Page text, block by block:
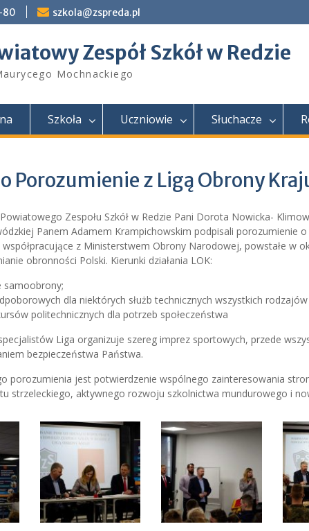
80 szkola@zspreda.pl
Zespół Szkół w Redzie
Mochnackiego
Szkoła Uczniowie Słuchacze
Porozumienie z Ligą Obrony
Zespołu Szkół w Redzie Pani Dorota Nowicka-
Panem Adamem Krampichowskim podpisali porozumienie
z Ministerstwem Obrony Narodowej, powstałe w
obronności Polski. Kierunki działania LOK:
samoobrony;
dla niektórych służb technicznych wszystkich rodzajów
politechnicznych dla potrzeb społeczeństwa
Liga organizuje szereg imprez sportowych, przede
bezpieczeństwa Państwa.
porozumienia jest potwierdzenie wspólnego zainteresowania
strzeleckiego, aktywnego rozwoju szkolnictwa mundurowego i